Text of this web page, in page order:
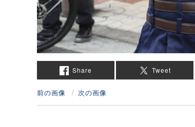
Share Tweet
前の画像 次の画像